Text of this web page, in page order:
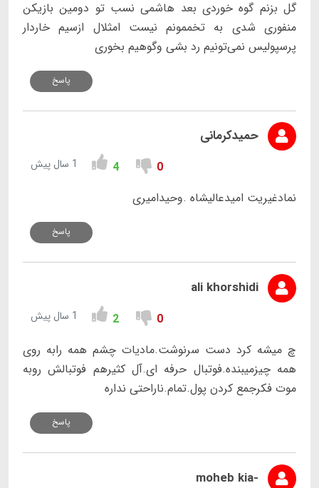
گل بزنم گوه خوردی بعد هاشمی نسب تو دومین بازیکن
منفوری شدی به تخممونم نیست امثلال ازسیم خاردار
پرسپولیس نمی‌تونیم رد بشی وگوهیم بخوری
پاسخ
حمیدکرمانی
0
4 1 سال پیش
نمادغیریت امیدعالیشاه .وحیدامیری
پاسخ
ali khorshidi
0
2 1 سال پیش
چ میشه کرد دست سرنوشت.مادیات چشم همه رابه روی
همه چیزمیبنده.فوتبال حرفه ای.آل کثیرهم فوتبالش روبه
موت فکرجمع کردن پول.تمام.ناراحتی نداره
پاسخ
-moheb kia